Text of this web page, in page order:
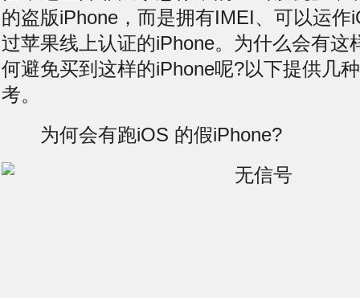
的盗版iPhone，而是拥有IMEI、可以运作
过苹果线上认证的iPhone。为什么会有这
何避免买到这样的iPhone呢?以下提供几
考。
为何会有跑iOS 的假iPhone?